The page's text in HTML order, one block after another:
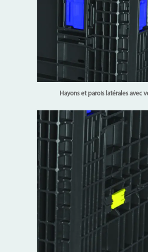
Hayons et parois latérales avec